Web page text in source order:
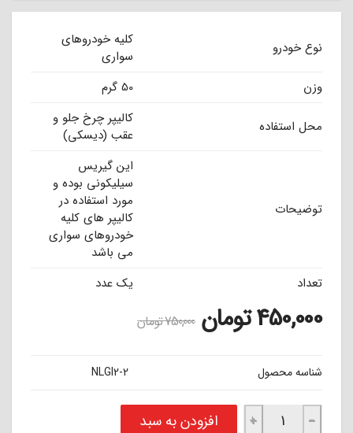
نوع خودرو
کلیه خودروهای
سواری
وزن
50 گرم
محل استفاده
کالیپر چرخ جلو و
عقب (دیسکی)
توضیحات
این گیریس
سیلیکونی بوده و
مورد استفاده در
کالیپر های کلیه
خودروهای سواری
می باشد
تعداد
یک عدد
450,000تومان 750,000تومان
شناسه محصول NLGI2-2
گیریس سیلیکونی 50 گرمی (مخصوص کالیپر ترمز) عدد
−
+ افزودن به سبد